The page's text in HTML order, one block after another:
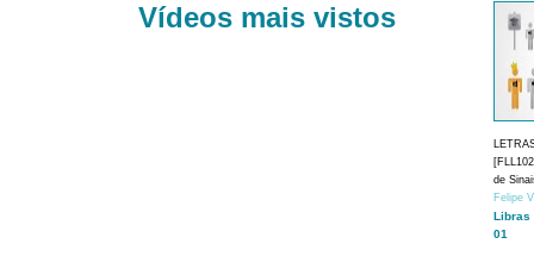
Vídeos mais vistos
de
Felipe
Libras
01